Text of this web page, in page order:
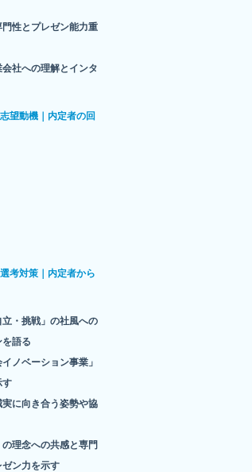
門性とプレゼン能力重
会社への理解とインタ
望動機｜内定者の回
考対策｜内定者から
立・挑戦」の社風への
語る
ノベーション事業」
す
実に向き合う姿勢や協
の理念への共感と専門
ン力を示す